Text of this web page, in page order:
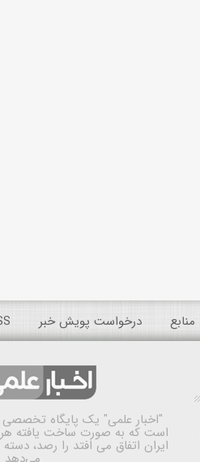
منابع درخواست پویش خبر
"اخبار علمی" یک پایگاه تخصصی
است که به صورت ساخت یافته هر
ایران اتفاق می افتد را رصد،